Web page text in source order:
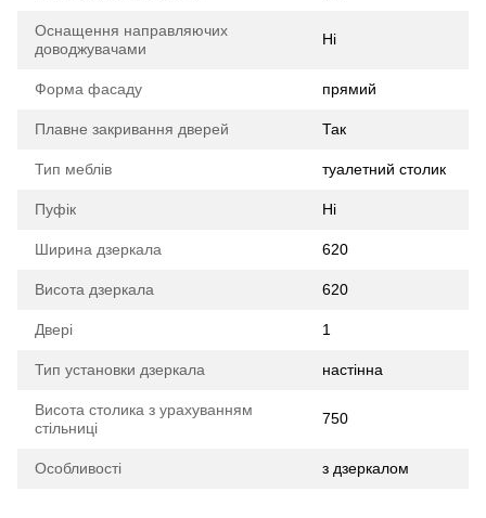
Оснащення направляючих
доводжувачами
Ні
Форма фасаду прямий
Плавне закривання дверей Так
Тип меблів туалетний столик
Пуфік Ні
Ширина дзеркала 620
Висота дзеркала 620
Двері 1
Тип установки дзеркала настінна
Висота столика з урахуванням
стільниці
750
Особливості з дзеркалом